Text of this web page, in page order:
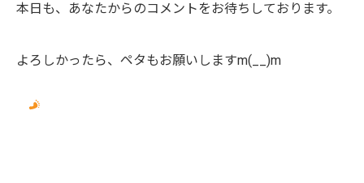
本日も、あなたからのコメントをお待ちしております。
よろしかったら、ペタもお願いしますm(__)m